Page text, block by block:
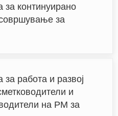
континуирано
за
работа и развој
и
на РM за